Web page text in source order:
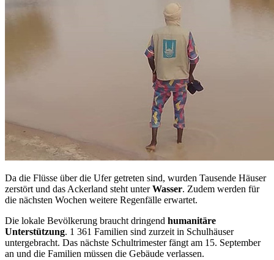
Da die Flüsse über die Ufer getreten sind, wurden Tausende Häuser
zerstört und das Ackerland steht unterWasser. Zudem werden für
die nächsten Wochen weitere Regenfälle erwartet.
Die lokale Bevölkerung braucht dringend humanitäre
Unterstützung. 1 361 Familien sind zurzeit in Schulhäuser
untergebracht. Das nächste Schultrimester fängt am 15. September
an und die Familien müssen die Gebäude verlassen.